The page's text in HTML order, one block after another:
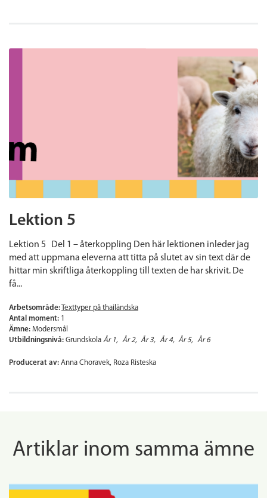
Lektion 5
Lektion 5 Del 1 – återkoppling Den här lektionen inleder jag
med att uppmana eleverna att titta på slutet av sin text där de
hittar min skriftliga återkoppling till texten de har skrivit. De
få...
Arbetsområde:Texttyper på thailändska
Antal moment: 1
Ämne: Modersmål
Utbildningsnivå: Grundskola År 1 År 2 År 3 År 4 År 5 År 6
Producerat av: Anna Choravek, Roza Risteska
Artiklar inom samma ämne